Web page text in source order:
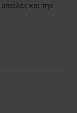
και την